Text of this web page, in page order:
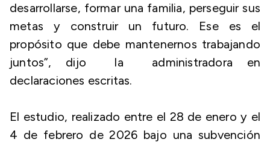
desarrollarse, formar una familia, perseguir sus
metas y construir un futuro. Ese es el
propósito que debe mantenernos trabajando
juntos”, dijo la administradora en
declaraciones escritas.
El estudio, realizado entre el 28 de enero y el
4 de febrero de 2026 bajo una subvención